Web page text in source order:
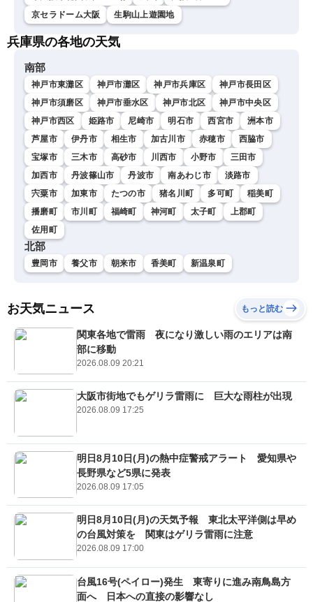
京セラドーム大阪
生駒山上遊園地
兵庫県の各地の天気
南部
神戸市東灘区 神戸市灘区 神戸市兵庫区
神戸市長田区
神戸市須磨区
神戸市垂水区 神戸市北区
神戸市中央区
神戸市西区
姫路市 尼崎市 明石市 西宮市
洲本市
芦屋市
伊丹市 相生市 加古川市 赤穂市
西脇市
宝塚市
三木市 高砂市 川西市 小野市
三田市
加西市
丹波篠山市 丹波市 南あわじ市
淡路市
宍粟市
加東市 たつの市 猪名川町 多可町
稲美町
播磨町
市川町 福崎町 神河町 太子町
上郡町
佐用町
北部
豊岡市 養父市 朝来市 香美町 新温泉町
お天気ニュース もっと読む
関東各地で雷雨 夜になり激しい雨のエリアは南
部に移動
2026.08.09 20:21
大阪市街地でもゲリラ雷雨に 巨大な雨柱が出現
2026.08.09 17:25
明日8月10日(月)の熱中症警戒アラート 愛知県や
長野県など5県に発表
2026.08.09 17:05
明日8月10日(月)の天気予報 東北太平洋側は早め
の台風対策を 関東はゲリラ雷雨に注意
2026.08.09 17:00
台風16号(ペイロー)発生 東寄りに進み南鳥島方
面へ 日本への直接の影響なし